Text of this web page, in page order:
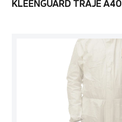
KLEENGUARD TRAJE A40